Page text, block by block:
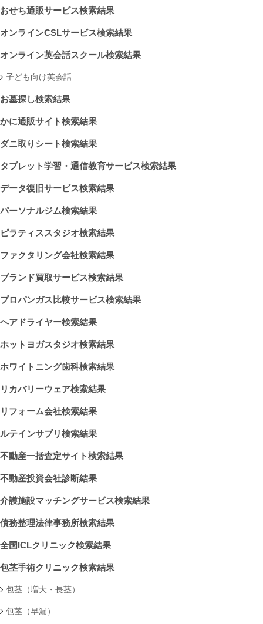
おせち通販サービス検索結果
オンラインCSLサービス検索結果
オンライン英会話スクール検索結果
子ども向け英会話
お墓探し検索結果
かに通販サイト検索結果
ダニ取りシート検索結果
タブレット学習・通信教育サービス検索結果
データ復旧サービス検索結果
パーソナルジム検索結果
ピラティススタジオ検索結果
ファクタリング会社検索結果
ブランド買取サービス検索結果
プロパンガス比較サービス検索結果
ヘアドライヤー検索結果
ホットヨガスタジオ検索結果
ホワイトニング歯科検索結果
リカバリーウェア検索結果
リフォーム会社検索結果
ルテインサプリ検索結果
不動産一括査定サイト検索結果
不動産投資会社診断結果
介護施設マッチングサービス検索結果
債務整理法律事務所検索結果
全国ICLクリニック検索結果
包茎手術クリニック検索結果
包茎（増大・長茎）
包茎（早漏）